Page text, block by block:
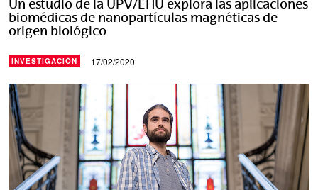
Un estudio de la UPV/EHU explora las aplicaciones
biomédicas de nanopartículas magnéticas de
origen biológico
INVESTIGACIÓN 17/02/2020